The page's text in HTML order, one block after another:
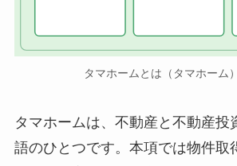
タマホームとは（タマホーム
タマホームは、不動産と不動産投
語のひとつです。本項では物件取